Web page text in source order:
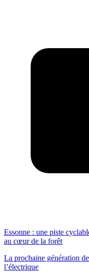
Essonne : une piste
au cœur de la forêt
La prochaine génération
l’électrique